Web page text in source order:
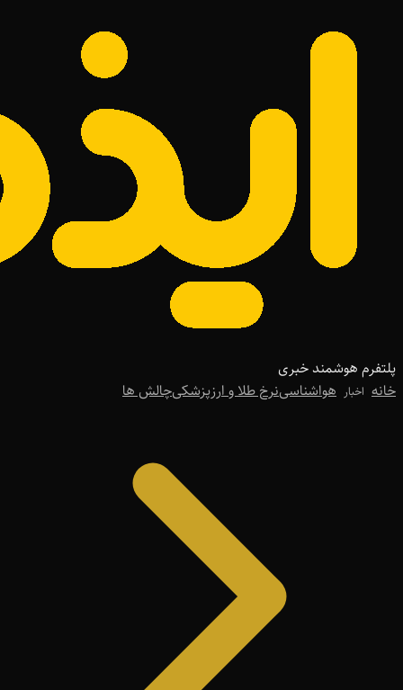
پلتفرم هوشمند خبری
خانه اخبار هواشناسینرخ طلا و ارزپزشکیچالش ها